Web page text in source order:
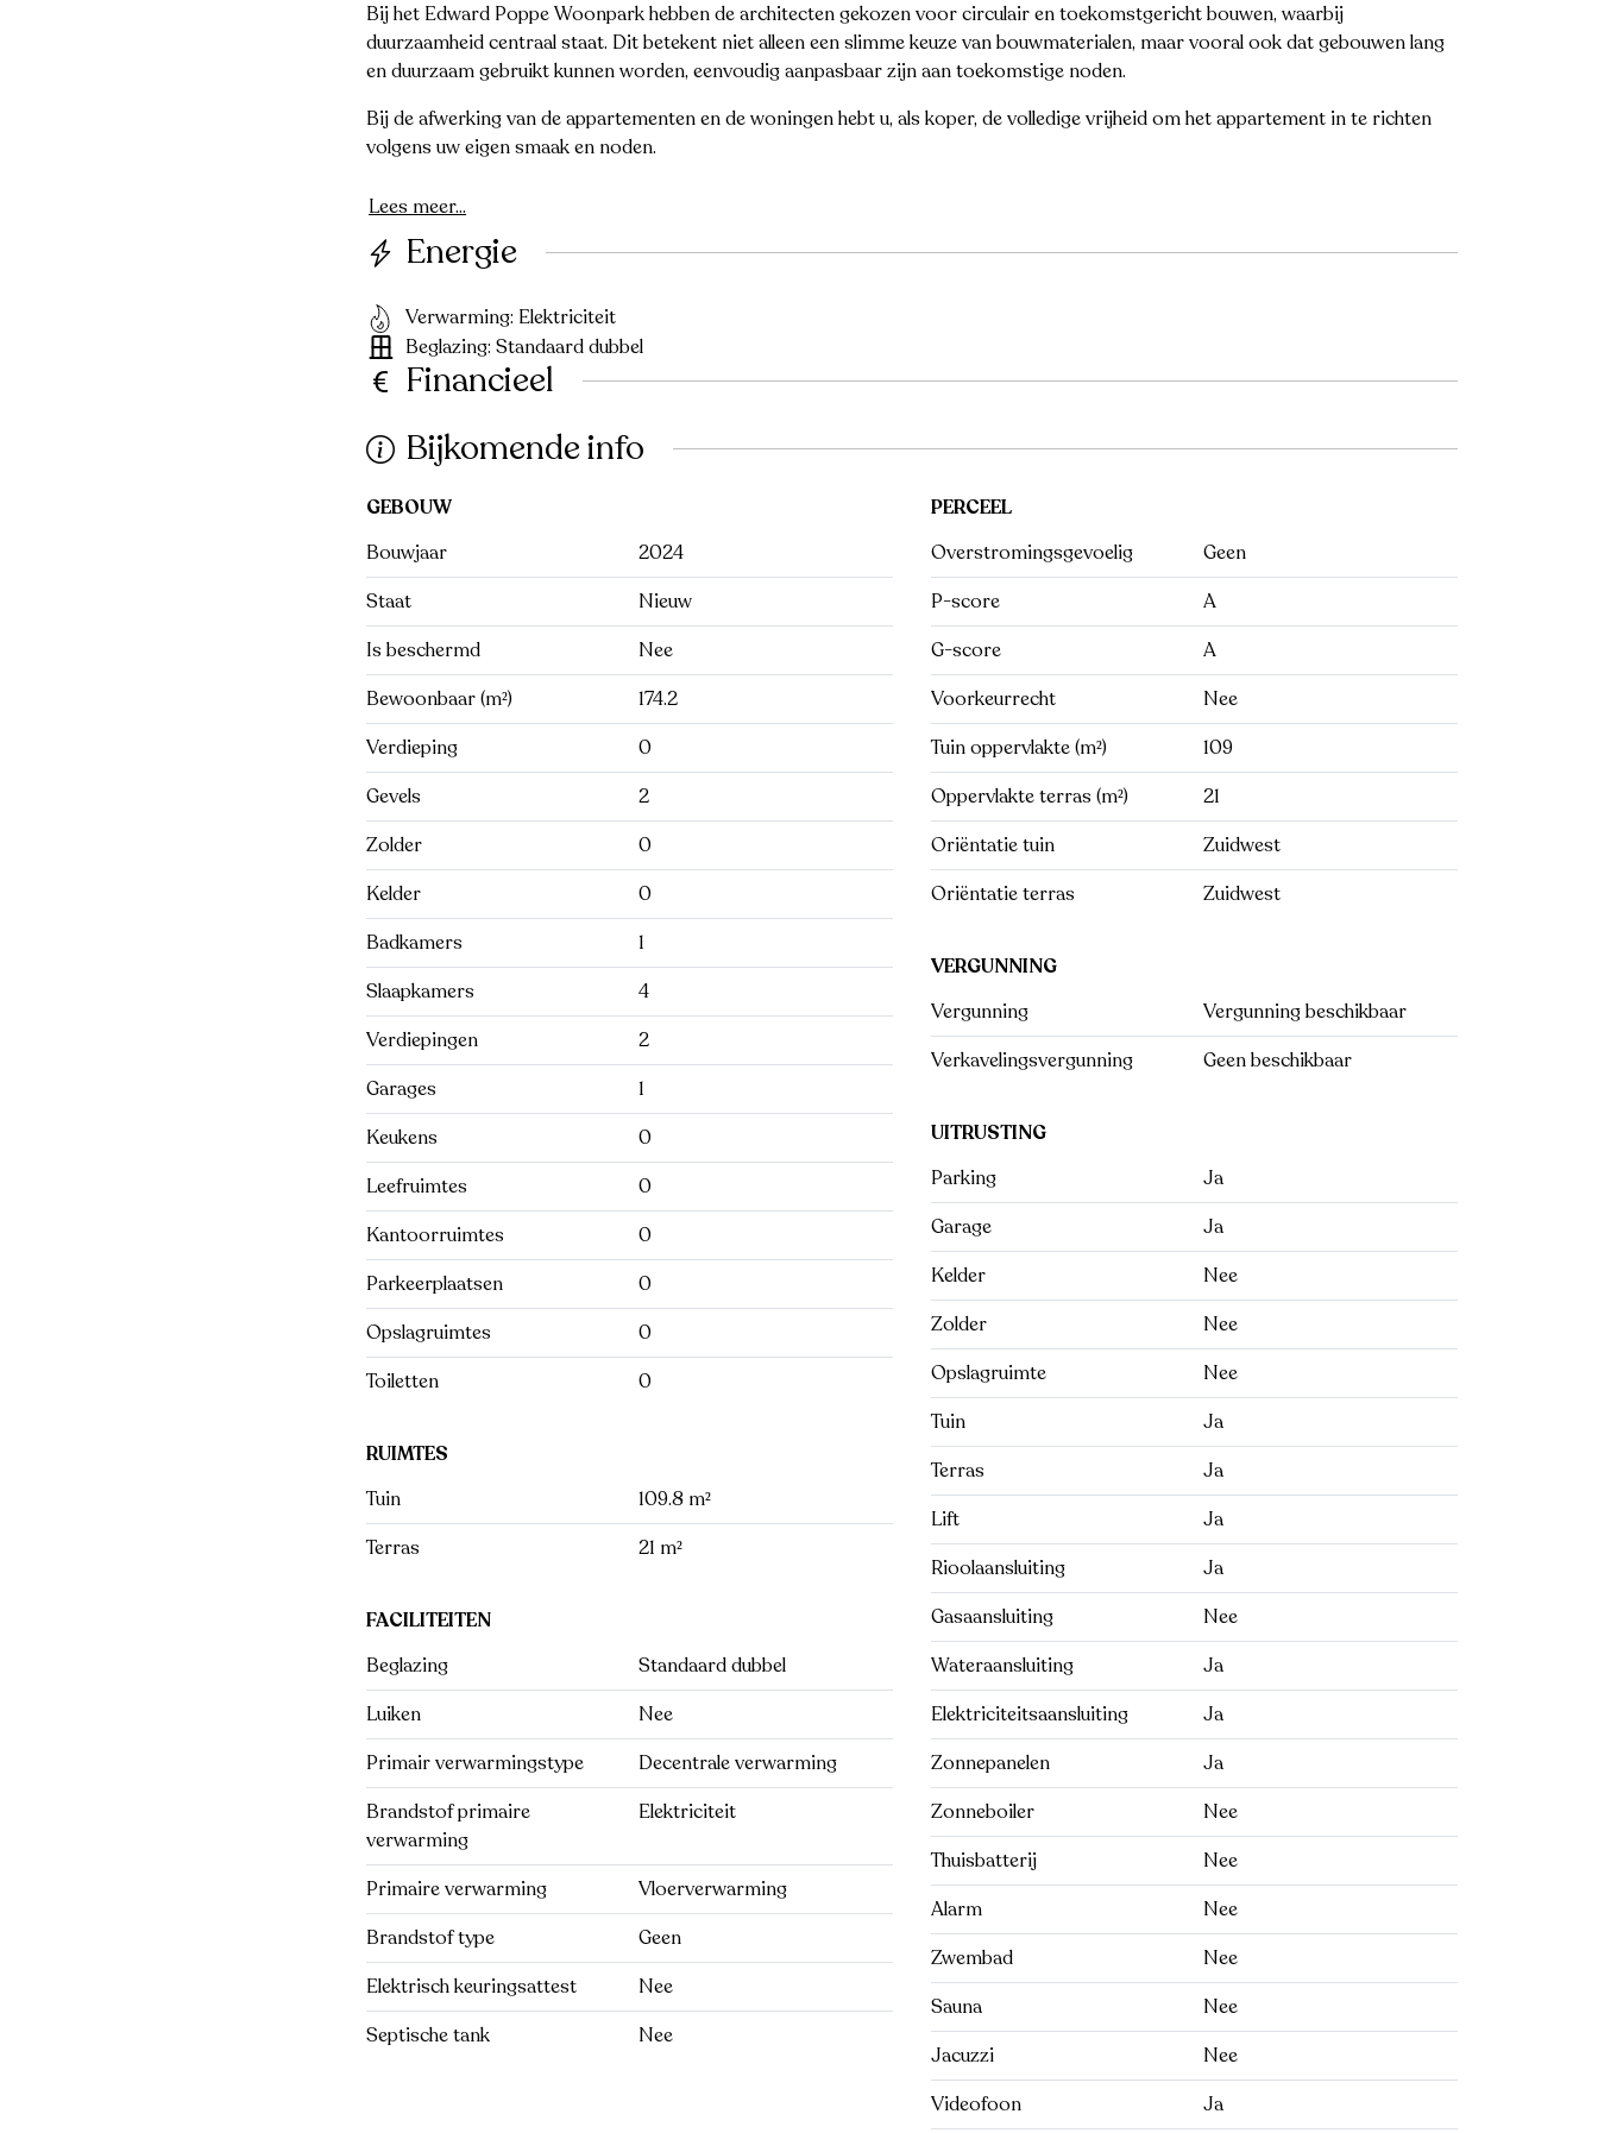
Bij het Edward Poppe Woonpark hebben de architecten gekozen voor circulair en toekomstgericht bouwen, waarbij
duurzaamheid centraal staat. Dit betekent niet alleen een slimme keuze van bouwmaterialen, maar vooral ook dat gebouwen lang
en duurzaam gebruikt kunnen worden, eenvoudig aanpasbaar zijn aan toekomstige noden.
Bij de afwerking van de appartementen en de woningen hebt u, als koper, de volledige vrijheid om het appartement in te richten
volgens uw eigen smaak en noden.
Lees meer...
Energie
Verwarming: Elektriciteit
Beglazing: Standaard dubbel
Financieel
Bijkomende info
GEBOUW
Bouwjaar
2024
Staat
Nieuw
Is beschermd
Nee
Bewoonbaar (m²)
174.2
Verdieping
0
Gevels
2
Zolder
0
Kelder
0
Badkamers
1
Slaapkamers
4
Verdiepingen
2
Garages
1
Keukens
0
Leefruimtes
0
Kantoorruimtes
0
Parkeerplaatsen
0
Opslagruimtes
0
Toiletten
0
RUIMTES
Tuin
109.8 m²
Terras
21 m²
FACILITEITEN
Beglazing
Standaard dubbel
Luiken
Nee
Primair verwarmingstype
Decentrale verwarming
Brandstof primaire
verwarming
Elektriciteit
Primaire verwarming
Vloerverwarming
Brandstof type
Geen
Elektrisch keuringsattest
Nee
Septische tank
Nee
PERCEEL
Overstromingsgevoelig
Geen
P-score
A
G-score
A
Voorkeurrecht
Nee
Tuin oppervlakte (m²)
109
Oppervlakte terras (m²)
21
Oriëntatie tuin
Zuidwest
Oriëntatie terras
Zuidwest
VERGUNNING
Vergunning
Vergunning beschikbaar
Verkavelingsvergunning
Geen beschikbaar
UITRUSTING
Parking
Ja
Garage
Ja
Kelder
Nee
Zolder
Nee
Opslagruimte
Nee
Tuin
Ja
Terras
Ja
Lift
Ja
Rioolaansluiting
Ja
Gasaansluiting
Nee
Wateraansluiting
Ja
Elektriciteitsaansluiting
Ja
Zonnepanelen
Ja
Zonneboiler
Nee
Thuisbatterij
Nee
Alarm
Nee
Zwembad
Nee
Sauna
Nee
Jacuzzi
Nee
Videofoon
Ja